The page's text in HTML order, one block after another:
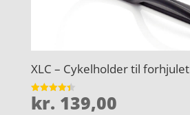
XLC – Cykelholder til
Vurderet
4.4
kr. 139,00